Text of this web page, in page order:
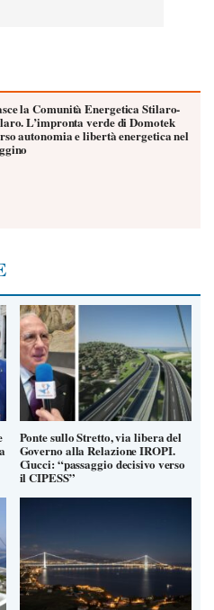
la Comunità Energetica Stilaro-
L’impronta verde di Domotek
autonomia e libertà energetica nel
Ponte sullo Stretto, via libera del
Governo alla Relazione IROPI.
Ciucci: “passaggio decisivo verso
il CIPESS”